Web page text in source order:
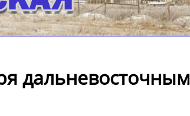
дальневосточным